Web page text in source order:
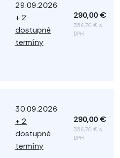
29.09.2026
+ 2
dostupné
termíny
290,00 €
356,70 € s
DPH
30.09.2026
+ 2
dostupné
termíny
290,00 €
356,70 € s
DPH